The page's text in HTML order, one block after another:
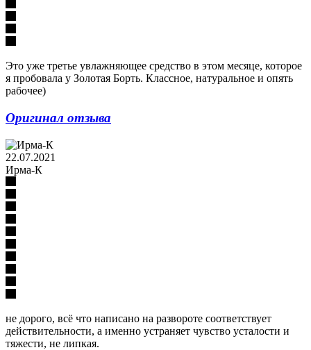
Это уже третье увлажняющее средство в этом месяце, которое
я пробовала у Золотая Борть. Классное, натуральное и опять
рабочее)
Оригинал отзыва
22.07.2021
Ирма-К
не дорого, всё что написано на развороте соответствует
действительности, а именно устраняет чувство усталости и
тяжести, не липкая.